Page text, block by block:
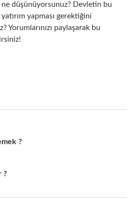
ne düşünüyorsunuz? Devletin bu
yapması gerektiğini
Yorumlarınızı paylaşarak bu
?
?